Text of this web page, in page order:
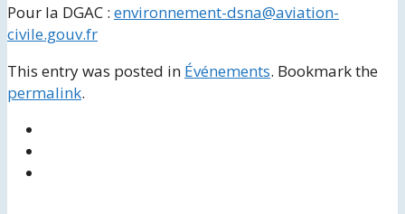
Pour la DGAC : environnement-dsna@aviation-
civile.gouv.fr
This entry was posted in Événements. Bookmark the
permalink.